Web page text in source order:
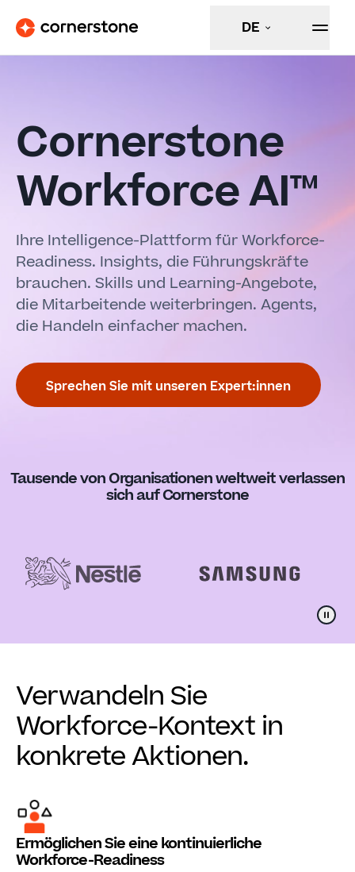
DE
Cornerstone
Workforce AI™
Ihre Intelligence-Plattform für Workforce-
Readiness. Insights, die Führungskräfte
brauchen. Skills und Learning-Angebote,
die Mitarbeitende weiterbringen. Agents,
die Handeln einfacher machen.
Sprechen Sie mit unseren Expert:innen
Tausende von Organisationen weltweit verlassen
sich auf Cornerstone
Verwandeln Sie
Workforce-Kontext in
konkrete Aktionen.
Ermöglichen Sie eine kontinuierliche
Workforce-Readiness